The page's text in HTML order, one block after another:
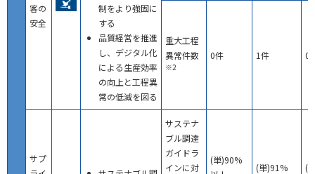
客の
安全
制をより強固に
する
品質経営を推進
し、デジタル化
による生産効率
の向上と工程異
常の低減を図る
重大工程
異常件数
※2
0件 1件 0
サプ
サステナ
ブル調達
ガイドラ
インに対
(単)90%
(単)91% (